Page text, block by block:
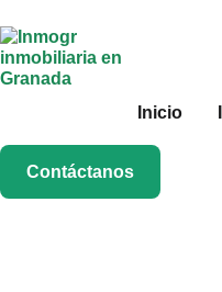
Inicio
Contáctanos